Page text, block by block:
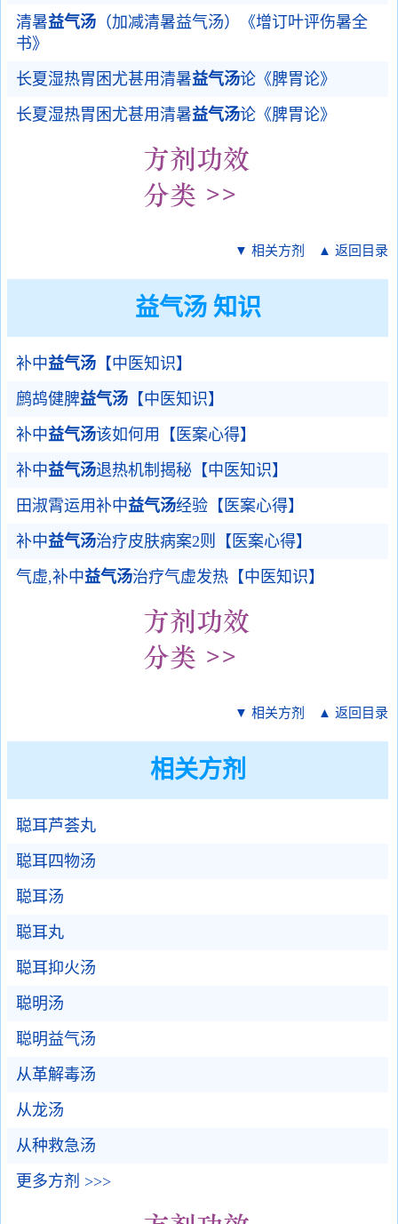
清暑益气汤 （加减清暑益气汤）《增订叶评伤暑全
书》
长夏湿热胃困尤甚用清暑益气汤论《脾胃论》
长夏湿热胃困尤甚用清暑益气汤论《脾胃论》
▼ 相关方剂 ▲ 返回目录
益气汤 知识
补中益气汤 【中医知识】
鹧鸪健脾益气汤 【中医知识】
补中益气汤该如何用【医案心得】
补中益气汤退热机制揭秘【中医知识】
田淑霄运用补中益气汤经验【医案心得】
补中益气汤治疗皮肤病案2则【医案心得】
气虚,补中益气汤治疗气虚发热【中医知识】
▼ 相关方剂 ▲ 返回目录
相关方剂
聪耳芦荟丸
聪耳四物汤
聪耳汤
聪耳丸
聪耳抑火汤
聪明汤
聪明益气汤
从革解毒汤
从龙汤
从种救急汤
更多方剂 >>>